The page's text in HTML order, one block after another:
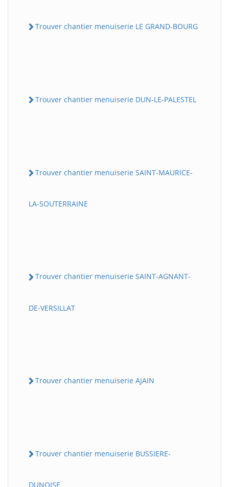
Trouver chantier menuiserie LE GRAND-BOURG
Trouver chantier menuiserie DUN-LE-PALESTEL
Trouver chantier menuiserie SAINT-MAURICE-
LA-SOUTERRAINE
Trouver chantier menuiserie SAINT-AGNANT-
DE-VERSILLAT
Trouver chantier menuiserie AJAIN
Trouver chantier menuiserie BUSSIERE-
DUNOISE